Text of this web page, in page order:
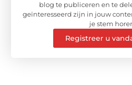
blog te publiceren en te
geïnteresseerd zijn in jouw
je stem
Registreer u